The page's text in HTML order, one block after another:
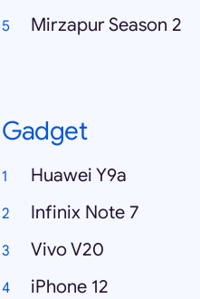
Mirzapur Season 2
Gadget
Huawei Y9a
Infinix Note 7
Vivo V20
iPhone 12